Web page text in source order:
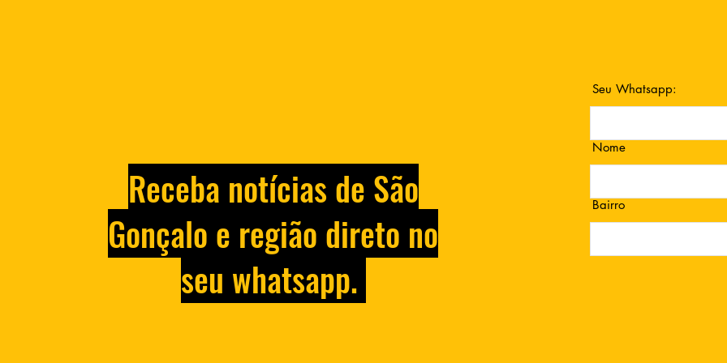
reféns no Rio
Receba notícias de São
Gonçalo e região direto no
seu whatsapp.
Seu Whatsapp:
Nome
Bairro